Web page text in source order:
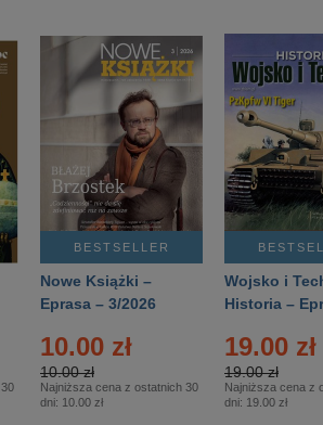
BESTSELLER
Nowe Książki –
Eprasa – 3/2026
10.00 zł
10.00 zł
Najniższa cena z ostatnich 30
dni: 10.00 zł
Wojsko i
Historia –
19.00 zł
19.00 zł
Najniższa cena z
dni: 19.00 zł